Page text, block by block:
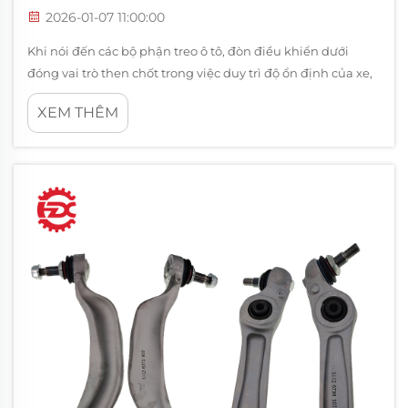
2026-01-07 11:00:00
Khi nói đến các bộ phận treo ô tô, đòn điều khiển dưới
đóng vai trò then chốt trong việc duy trì độ ổn định của xe,
độ chính xác khi đánh lái và an toàn tổng thể. Nhiều chủ
xe, đặc biệt là những người sử dụng mẫu BMW X3, thường
XEM THÊM